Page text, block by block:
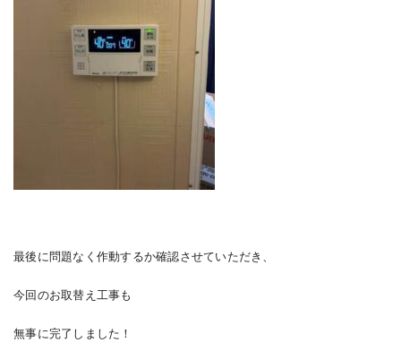
最後に問題なく作動するか確認させていただき、
今回のお取替え工事も
無事に完了しました！